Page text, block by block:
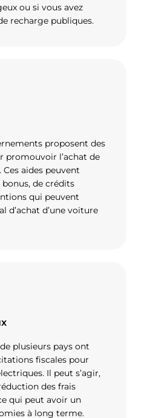
ou si vous avez
recharge publiques.
proposent des
promouvoir l’achat de
aides peuvent
de crédits
qui peuvent
d’achat d’une voiture
plusieurs pays ont
fiscales pour
Il peut s’agir,
des frais
qui peut avoir un
à long terme.